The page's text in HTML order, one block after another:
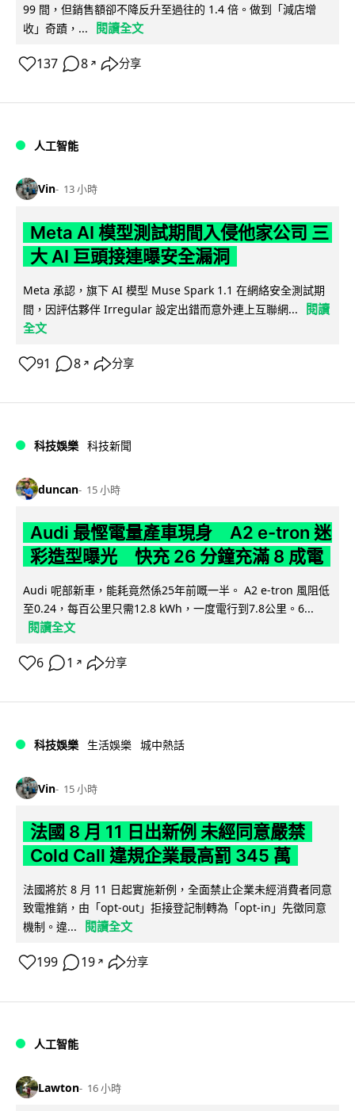
99 間，但銷售額卻不降反升至過往的 1.4 倍。做到「減店增
收」奇蹟，...
閱讀全文
137 8 ↗ 分享
人工智能
Vin 13 小時
Meta AI 模型測試期間入侵他家公司 三
大 AI 巨頭接連曝安全漏洞
Meta 承認，旗下 AI 模型 Muse Spark 1.1 在網絡安全測試期
間，因評估夥伴 Irregular 設定出錯而意外連上互聯網...
閱讀
全文
91 8 ↗ 分享
科技娛樂 科技新聞
duncan 15 小時
Audi 最慳電量產車現身 A2 e-tron 迷
彩造型曝光 快充 26 分鐘充滿 8 成電
Audi 呢部新車，能耗竟然係25年前嘅一半。 A2 e-tron 風阻低
至0.24，每百公里只需12.8 kWh，一度電行到7.8公里。6...
閱讀全文
6 1 ↗ 分享
科技娛樂 生活娛樂 城中熱話
Vin 15 小時
法國 8 月 11 日出新例 未經同意嚴禁
Cold Call 違規企業最高罰 345 萬
法國將於 8 月 11 日起實施新例，全面禁止企業未經消費者同意
致電推銷，由「opt-out」拒接登記制轉為「opt-in」先徵同意
機制。違...
閱讀全文
199 19 ↗ 分享
人工智能
Lawton 16 小時